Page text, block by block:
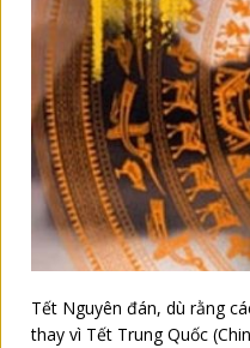
Tết Nguyên đán, dù rằng
thay vì Tết Trung Quốc